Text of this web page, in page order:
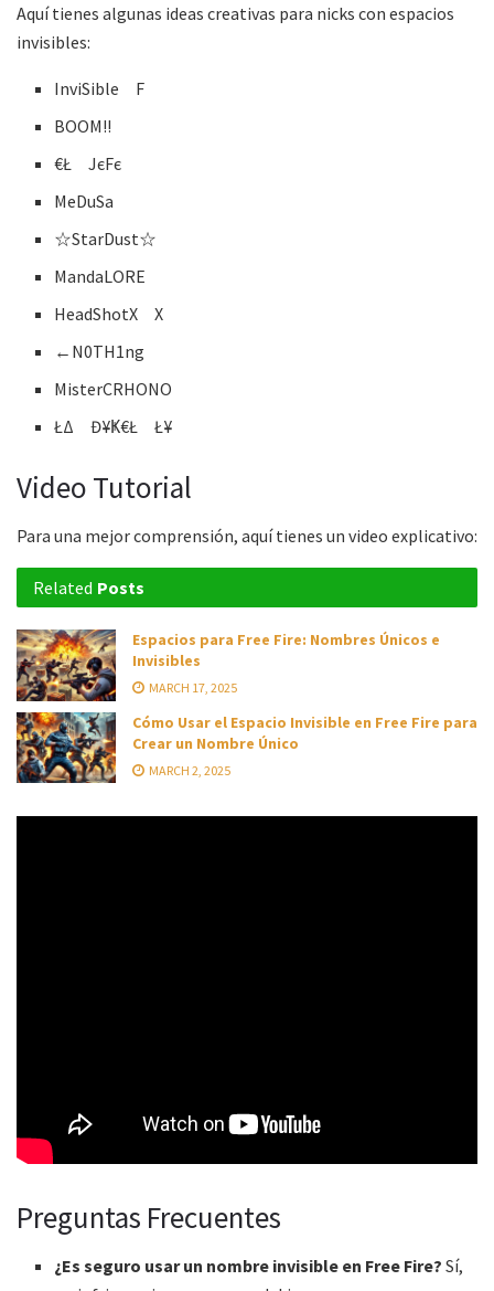
Aquí tienes algunas ideas creativas para nicks con espacios
invisibles:
InviㅤSibleﾠF
ㅤㅤBOOM!!ㅤㅤ
€ŁﾠJєFє
MㅤeㅤDㅤuㅤSㅤaㅤ
☆ㅤStarDustㅤ☆
MandaㅤLORE
HeadShotㅤXﾠX
ㅤㅤㅤ←N0TH1ng
MisterㅤCRHONO
ŁΔﾠĐ¥ㅤҜ€ŁﾠŁ¥
Video Tutorial
Para una mejor comprensión, aquí tienes un video explicativo:
Related Posts
Espacios para Free Fire: Nombres Únicos e
Invisibles
MARCH 17, 2025
Cómo Usar el Espacio Invisible en Free Fire para
Crear un Nombre Único
MARCH 2, 2025
Preguntas Frecuentes
¿Es seguro usar un nombre invisible en Free Fire? Sí,